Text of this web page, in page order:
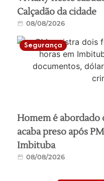
Calçadão da cidade
08/08/2026
Segurança
Homem é abordado
acaba preso após
Imbituba
08/08/2026